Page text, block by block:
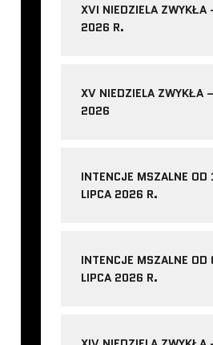
XVI NIEDZIELA ZWYKŁA
2026 R.
XV NIEDZIELA ZWYKŁA
2026
INTENCJE MSZALNE
LIPCA 2026 R.
INTENCJE MSZALNE OD
LIPCA 2026 R.